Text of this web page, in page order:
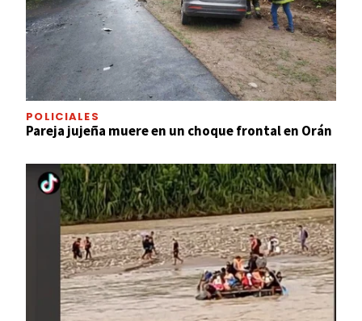
POLICIALES
Pareja jujeña muere en un choque frontal en Orán